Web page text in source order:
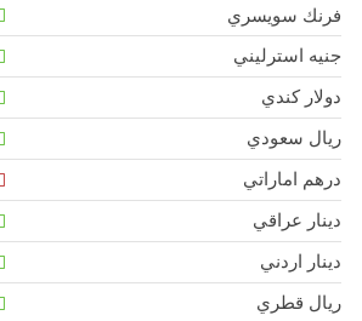
فرنك سويسري
جنيه استرليني
دولار كندي
ريال سعودي
درهم اماراتي
دينار عراقي
دينار اردني
ريال قطري